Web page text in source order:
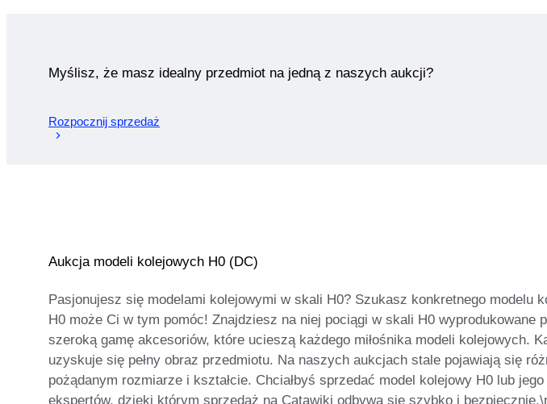
Myślisz, że masz idealny przedmiot na jedną z naszych aukcji?
Rozpocznij sprzedaż
Aukcja modeli kolejowych H0 (DC)
Pasjonujesz się modelami kolejowymi w skali H0? Szukasz konkretnego
H0 może Ci w tym pomóc! Znajdziesz na niej pociągi w skali H0
szeroką gamę akcesoriów, które ucieszą każdego miłośnika modeli
uzyskuje się pełny obraz przedmiotu. Na naszych aukcjach stale pojawiają się
pożądanym rozmiarze i kształcie. Chciałbyś sprzedać model kolejowy H0 lub
ekspertów, dzięki którym sprzedaż na Catawiki odbywa się szybko i